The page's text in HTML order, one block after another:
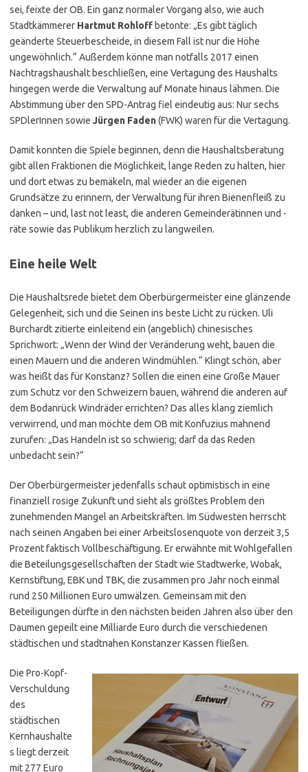
sei, feixte der OB. Ein ganz normaler Vorgang also, wie auch
Stadtkämmerer Hartmut Rohloff betonte: „Es gibt täglich
geänderte Steuerbescheide, in diesem Fall ist nur die Höhe
ungewöhnlich.“ Außerdem könne man notfalls 2017 einen
Nachtragshaushalt beschließen, eine Vertagung des Haushalts
hingegen werde die Verwaltung auf Monate hinaus lähmen. Die
Abstimmung über den SPD-Antrag fiel eindeutig aus: Nur sechs
SPDlerInnen sowie Jürgen Faden(FWK) waren für die Vertagung.
Damit konnten die Spiele beginnen, denn die Haushaltsberatung
gibt allen Fraktionen die Möglichkeit, lange Reden zu halten, hier
und dort etwas zu bemäkeln, mal wieder an die eigenen
Grundsätze zu erinnern, der Verwaltung für ihren Bienenfleiß zu
danken – und, last not least, die anderen Gemeinderätinnen und -
räte sowie das Publikum herzlich zu langweilen.
Eine heile Welt
Die Haushaltsrede bietet dem Oberbürgermeister eine glänzende
Gelegenheit, sich und die Seinen ins beste Licht zu rücken. Uli
Burchardt zitierte einleitend ein (angeblich) chinesisches
Sprichwort: „Wenn der Wind der Veränderung weht, bauen die
einen Mauern und die anderen Windmühlen.“ Klingt schön, aber
was heißt das für Konstanz? Sollen die einen eine Große Mauer
zum Schutz vor den Schweizern bauen, während die anderen auf
dem Bodanrück Windräder errichten? Das alles klang ziemlich
verwirrend, und man möchte dem OB mit Konfuzius mahnend
zurufen: „Das Handeln ist so schwierig; darf da das Reden
unbedacht sein?“
Der Oberbürgermeister jedenfalls schaut optimistisch in eine
finanziell rosige Zukunft und sieht als größtes Problem den
zunehmenden Mangel an Arbeitskräften. Im Südwesten herrscht
nach seinen Angaben bei einer Arbeitslosenquote von derzeit 3,5
Prozent faktisch Vollbeschäftigung. Er erwähnte mit Wohlgefallen
die Beteilungsgesellschaften der Stadt wie Stadtwerke, Wobak,
Kernstiftung, EBK und TBK, die zusammen pro Jahr noch einmal
rund 250 Millionen Euro umwälzen. Gemeinsam mit den
Beteiligungen dürfte in den nächsten beiden Jahren also über den
Daumen gepeilt eine Milliarde Euro durch die verschiedenen
städtischen und stadtnahen Konstanzer Kassen fließen.
Die Pro-Kopf-
Verschuldung
des
städtischen
Kernhaushalte
s liegt derzeit
mit 277 Euro